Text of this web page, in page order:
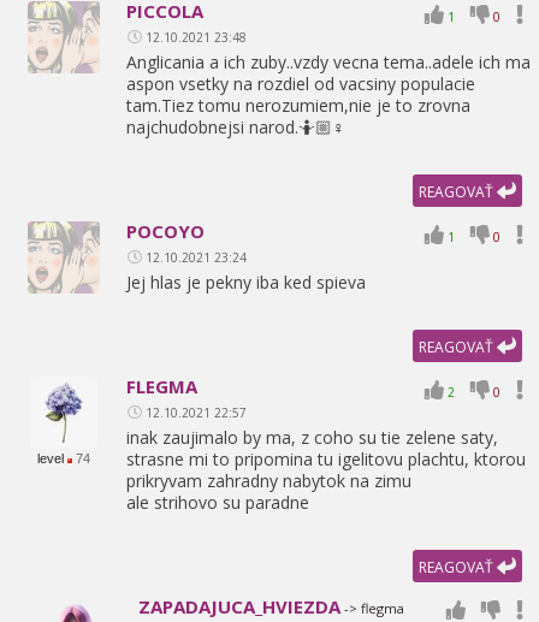
1 0
PICCOLA
12.10.2021 23:48
Anglicania a ich zuby..vzdy vecna tema..adele ich ma
aspon vsetky na rozdiel od vacsiny populacie
tam.Tiez tomu nerozumiem,nie je to zrovna
najchudobnejsi narod.🤷🏼♀
REAGOVAŤ
1 0
POCOYO
12.10.2021 23:24
Jej hlas je pekny iba ked spieva
REAGOVAŤ
level 74
2 0
FLEGMA
12.10.2021 22:57
inak zaujimalo by ma, z coho su tie zelene saty,
strasne mi to pripomina tu igelitovu plachtu, ktorou
prikryvam zahradny nabytok na zimu
ale strihovo su paradne
REAGOVAŤ
ZAPADAJUCA_HVIEZDA -> flegma